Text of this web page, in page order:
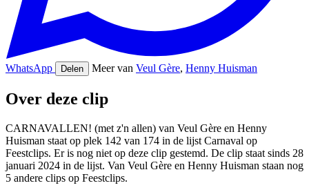
WhatsApp Delen Meer van Veul Gère, Henny Huisman
Over deze clip
CARNAVALLEN! (met z'n allen) van Veul Gère en Henny
Huisman staat op plek 142 van 174 in de lijst Carnaval op
Feestclips. Er is nog niet op deze clip gestemd. De clip staat sinds 28
januari 2024 in de lijst. Van Veul Gère en Henny Huisman staan nog
5 andere clips op Feestclips.